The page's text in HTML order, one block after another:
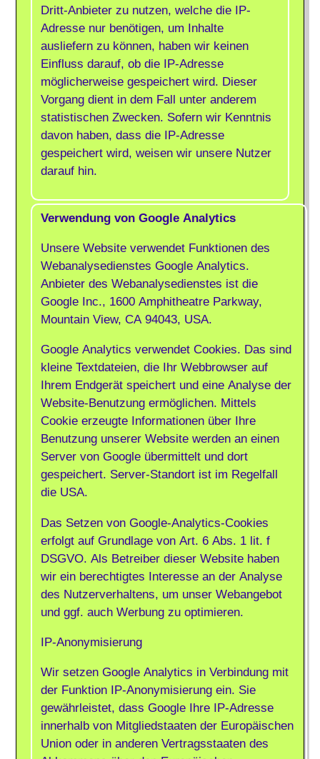
Dritt-Anbieter zu nutzen, welche die IP-
Adresse nur benötigen, um Inhalte
ausliefern zu können, haben wir keinen
Einfluss darauf, ob die IP-Adresse
möglicherweise gespeichert wird. Dieser
Vorgang dient in dem Fall unter anderem
statistischen Zwecken. Sofern wir Kenntnis
davon haben, dass die IP-Adresse
gespeichert wird, weisen wir unsere Nutzer
darauf hin.
Verwendung von Google Analytics
Unsere Website verwendet Funktionen des
Webanalysedienstes Google Analytics.
Anbieter des Webanalysedienstes ist die
Google Inc., 1600 Amphitheatre Parkway,
Mountain View, CA 94043, USA.
Google Analytics verwendet Cookies. Das sind
kleine Textdateien, die Ihr Webbrowser auf
Ihrem Endgerät speichert und eine Analyse der
Website-Benutzung ermöglichen. Mittels
Cookie erzeugte Informationen über Ihre
Benutzung unserer Website werden an einen
Server von Google übermittelt und dort
gespeichert. Server-Standort ist im Regelfall
die USA.
Das Setzen von Google-Analytics-Cookies
erfolgt auf Grundlage von Art. 6 Abs. 1 lit. f
DSGVO. Als Betreiber dieser Website haben
wir ein berechtigtes Interesse an der Analyse
des Nutzerverhaltens, um unser Webangebot
und ggf. auch Werbung zu optimieren.
IP-Anonymisierung
Wir setzen Google Analytics in Verbindung mit
der Funktion IP-Anonymisierung ein. Sie
gewährleistet, dass Google Ihre IP-Adresse
innerhalb von Mitgliedstaaten der Europäischen
Union oder in anderen Vertragsstaaten des